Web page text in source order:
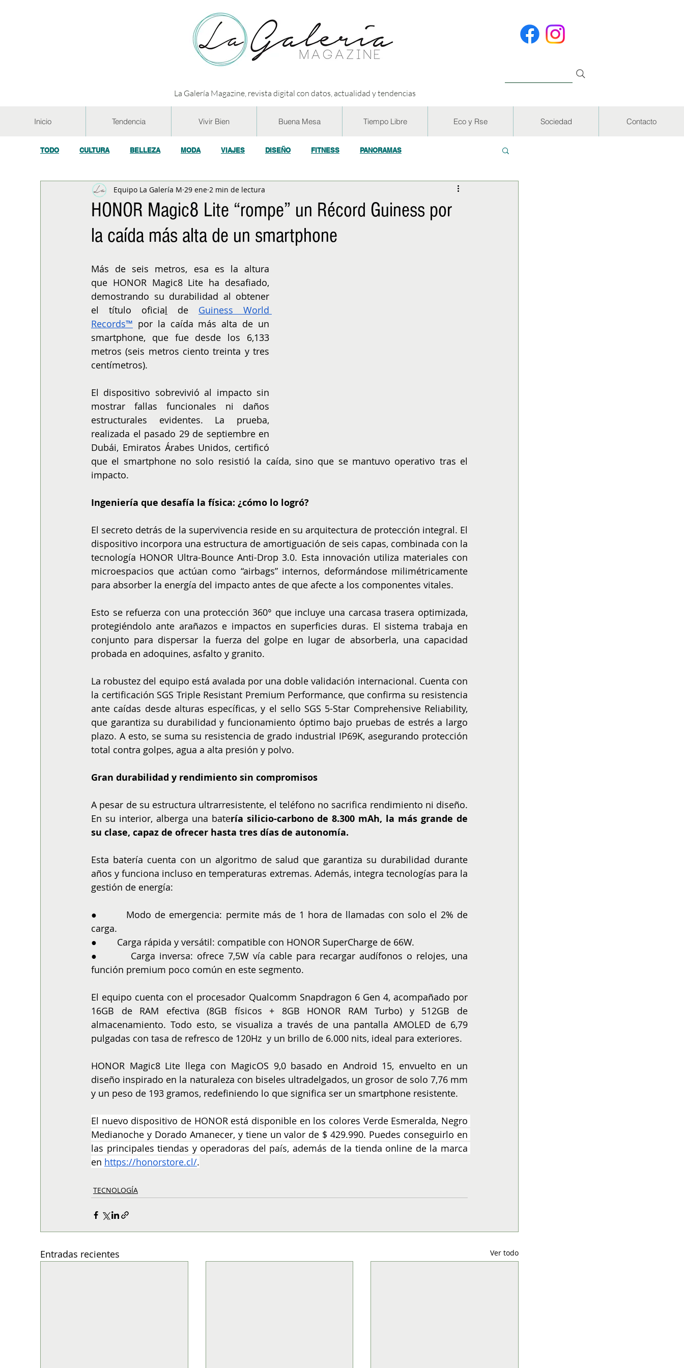
La Galería Magazine, revista digital con datos, actualidad y tendencias
Inicio Tendencia Vivir Bien Buena Mesa Tiempo Libre Eco y Rse Sociedad Contacto
TODO CULTURA BELLEZA MODA VIAJES DISEÑO FITNESS PANORAMAS
GASTRONOMÍA Y VINOS SALUD TECNOLOGÍA ENTREVISTAS
ALIMENTACIÓN COLUMNA BUENA MESA NIÑOS EMPRENDER
HONOR Magic8 Lite “rompe” un Récord Guiness por
la caída más alta de un smartphone
Equipo La Galería M 29 ene 2 min de lectura
Más de seis metros, esa es la altura
que HONOR Magic8 Lite ha desafiado,
demostrando su durabilidad al obtener
el título oficial de Guiness World
Records™ por la caída más alta de un
smartphone, que fue desde los 6,133
metros (seis metros ciento treinta y tres
centímetros).
El dispositivo sobrevivió al impacto sin
mostrar fallas funcionales ni daños
estructurales evidentes. La prueba,
realizada el pasado 29 de septiembre en
Dubái, Emiratos Árabes Unidos, certificó
que el smartphone no solo resistió la caída, sino que se mantuvo operativo tras el
impacto.
Ingeniería que desafía la física: ¿cómo lo logró?
El secreto detrás de la supervivencia reside en su arquitectura de protección integral. El
dispositivo incorpora una estructura de amortiguación de seis capas, combinada con la
tecnología HONOR Ultra-Bounce Anti-Drop 3.0. Esta innovación utiliza materiales con
microespacios que actúan como “airbags” internos, deformándose milimétricamente
para absorber la energía del impacto antes de que afecte a los componentes vitales.
Esto se refuerza con una protección 360° que incluye una carcasa trasera optimizada,
protegiéndolo ante arañazos e impactos en superficies duras. El sistema trabaja en
conjunto para dispersar la fuerza del golpe en lugar de absorberla, una capacidad
probada en adoquines, asfalto y granito.
La robustez del equipo está avalada por una doble validación internacional. Cuenta con
la certificación SGS Triple Resistant Premium Performance, que confirma su resistencia
ante caídas desde alturas específicas, y el sello SGS 5-Star Comprehensive Reliability,
que garantiza su durabilidad y funcionamiento óptimo bajo pruebas de estrés a largo
plazo. A esto, se suma su resistencia de grado industrial IP69K, asegurando protección
total contra golpes, agua a alta presión y polvo.
Gran durabilidad y rendimiento sin compromisos
A pesar de su estructura ultrarresistente, el teléfono no sacrifica rendimiento ni diseño.
En su interior, alberga una batería silicio-carbono de 8.300 mAh, la más grande de
su clase, capaz de ofrecer hasta tres días de autonomía.
Esta batería cuenta con un algoritmo de salud que garantiza su durabilidad durante
años y funciona incluso en temperaturas extremas. Además, integra tecnologías para la
gestión de energía:
●        Modo de emergencia: permite más de 1 hora de llamadas con solo el 2% de
carga.
●        Carga rápida y versátil: compatible con HONOR SuperCharge de 66W.
●        Carga inversa: ofrece 7,5W vía cable para recargar audífonos o relojes, una
función premium poco común en este segmento.
El equipo cuenta con el procesador Qualcomm Snapdragon 6 Gen 4, acompañado por
16GB de RAM efectiva (8GB físicos + 8GB HONOR RAM Turbo) y 512GB de
almacenamiento. Todo esto, se visualiza a través de una pantalla AMOLED de 6,79
pulgadas con tasa de refresco de 120Hz  y un brillo de 6.000 nits, ideal para exteriores.
HONOR Magic8 Lite llega con MagicOS 9,0 basado en Android 15, envuelto en un
diseño inspirado en la naturaleza con biseles ultradelgados, un grosor de solo 7,76 mm
y un peso de 193 gramos, redefiniendo lo que significa ser un smartphone resistente.
El nuevo dispositivo de HONOR está disponible en los colores Verde Esmeralda, Negro
Medianoche y Dorado Amanecer, y tiene un valor de $ 429.990. Puedes conseguirlo en
las principales tiendas y operadoras del país, además de la tienda online de la marca
en https://honorstore.cl/.
TECNOLOGÍA
Entradas recientes Ver todo